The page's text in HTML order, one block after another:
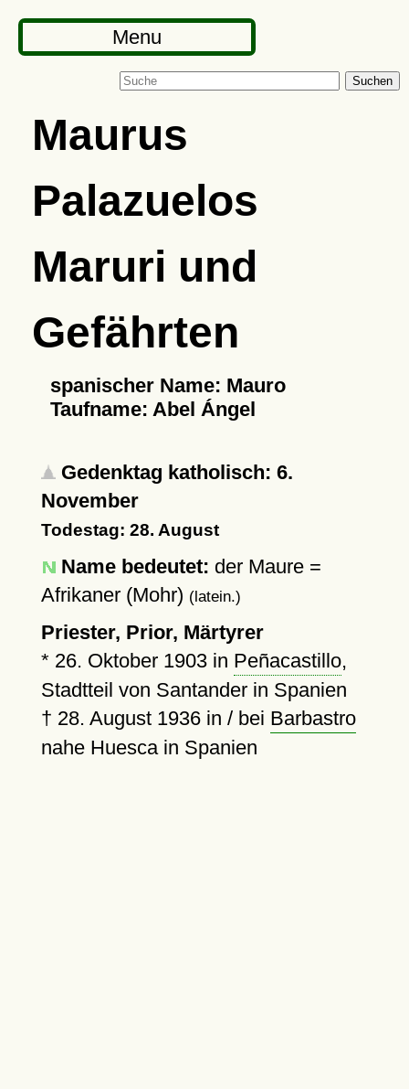
Menu
Suchen
Maurus
Palazuelos
Maruri und
Gefährten
spanischer Name: Mauro
Taufname: Abel Ángel
Gedenktag katholisch: 6.
November
Todestag: 28. August
Name bedeutet: der Maure =
Afrikaner (Mohr) (latein.)
Priester, Prior, Märtyrer
* 26. Oktober 1903in Peñacastillo,
Stadtteil von Santander in Spanien
† 28. August 1936in / bei Barbastro
nahe Huesca in Spanien